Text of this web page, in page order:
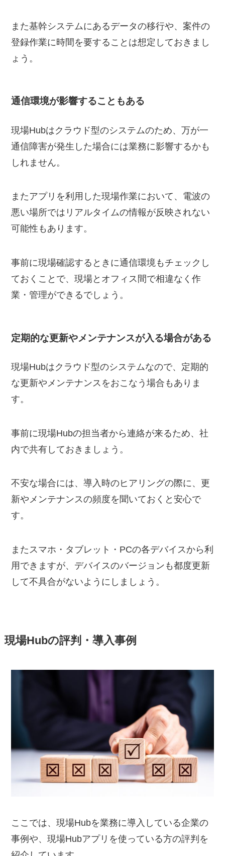
また基幹システムにあるデータの移行や、案件の
登録作業に時間を要することは想定しておきまし
ょう。
通信環境が影響することもある
現場Hubはクラウド型のシステムのため、万が一
通信障害が発生した場合には業務に影響するかも
しれません。
またアプリを利用した現場作業において、電波の
悪い場所ではリアルタイムの情報が反映されない
可能性もあります。
事前に現場確認するときに通信環境もチェックし
ておくことで、現場とオフィス間で相違なく作
業・管理ができるでしょう。
定期的な更新やメンテナンスが入る場合がある
現場Hubはクラウド型のシステムなので、定期的
な更新やメンテナンスをおこなう場合もありま
す。
事前に現場Hubの担当者から連絡が来るため、社
内で共有しておきましょう。
不安な場合には、導入時のヒアリングの際に、更
新やメンテナンスの頻度を聞いておくと安心で
す。
またスマホ・タブレット・PCの各デバイスから利
用できますが、デバイスのバージョンも都度更新
して不具合がないようにしましょう。
現場Hubの評判・導入事例
ここでは、現場Hubを業務に導入している企業の
事例や、現場Hubアプリを使っている方の評判を